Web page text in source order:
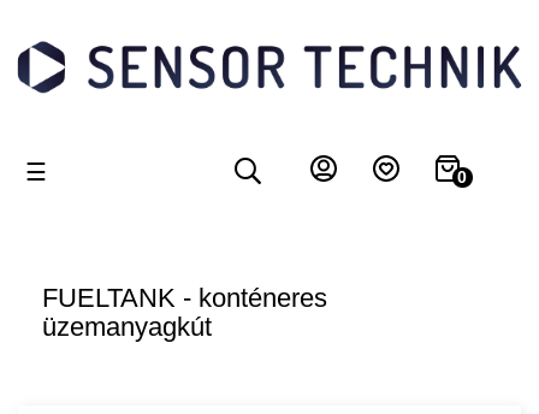
Toggle
☰ 0
FUELTANK - konténeres
üzemanyagkút